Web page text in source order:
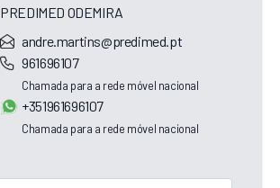
PREDIMED ODEMIRA
andre.martins@predimed.pt
961696107
Chamada para a rede móvel nacional
+351961696107
Chamada para a rede móvel nacional